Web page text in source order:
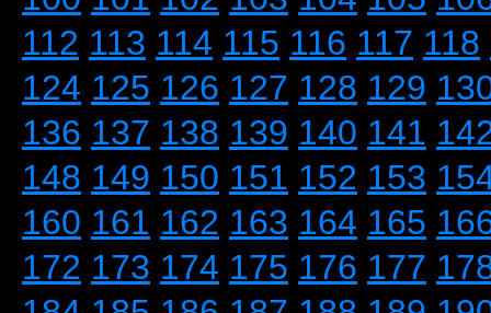
112 113 114 115 116 117 118
124 125 126 127 128 129
136 137 138 139 140 141
148 149 150 151 152 153
160 161 162 163 164 165
172 173 174 175 176 177